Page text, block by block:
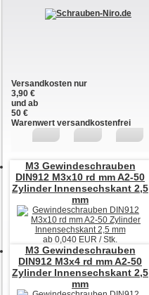
Versandkosten nur
3,90 €
und ab
50 €
Warenwert versandkostenfrei
M3Gewindeschrauben
DIN912 M3x10 rd mm A2-50
Zylinder Innensechskant 2,5
mm
ab 0,040 EUR / Stk.
M3Gewindeschrauben
DIN912 M3x4 rd mm A2-50
Zylinder Innensechskant 2,5
mm